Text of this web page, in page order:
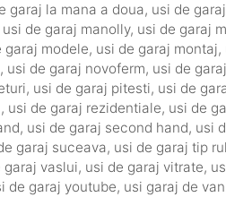
garaj la mana a doua, usi de
usi de garaj manolly, usi de garaj
garaj modele, usi de garaj montaj,
, usi de garaj novoferm, usi de
, usi de garaj pitesti, usi de
, usi de garaj rezidentiale, usi de
, usi de garaj second hand, usi
garaj suceava, usi de garaj tip
garaj vaslui, usi de garaj vitrate,
de garaj youtube, usi garaj de